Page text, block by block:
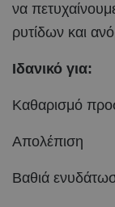
να
ρυτίδων και
Ιδανικό για:
Καθαρισμό
Απολέπιση
Βαθιά